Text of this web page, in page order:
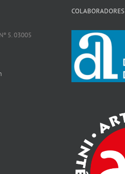
5. 03005
COLABORADORES